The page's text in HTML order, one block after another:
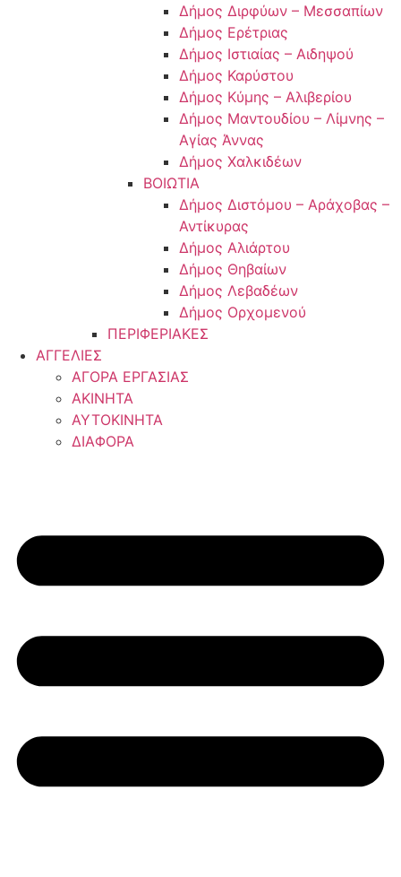
Δήμος Διρφύων – Μεσσαπίων
Δήμος Ερέτριας
Δήμος Ιστιαίας – Αιδηψού
Δήμος Καρύστου
Δήμος Κύμης – Αλιβερίου
Δήμος Μαντουδίου – Λίμνης –
Αγίας Άννας
Δήμος Χαλκιδέων
ΒΟΙΩΤΙΑ
Δήμος Διστόμου – Αράχοβας –
Αντίκυρας
Δήμος Αλιάρτου
Δήμος Θηβαίων
Δήμος Λεβαδέων
Δήμος Ορχομενού
ΠΕΡΙΦΕΡΙΑΚΕΣ
ΑΓΓΕΛΙΕΣ
ΑΓΟΡΑ ΕΡΓΑΣΙΑΣ
ΑΚΙΝΗΤΑ
ΑΥΤΟΚΙΝΗΤΑ
ΔΙΑΦΟΡΑ